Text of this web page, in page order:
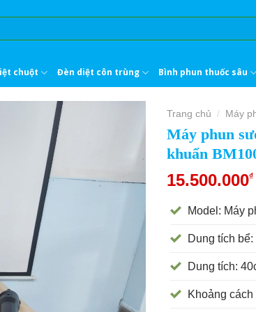
chuột Đèn diệt côn trùng Bình phun thuốc sâu
Trang chủ / Máy
Máy phun
khuẩn
15.500.000₫
Model: Máy
Dung tích bể:
Dung tích:
Khoảng cách